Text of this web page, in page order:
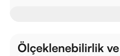
Ölçeklenebilirlik ve